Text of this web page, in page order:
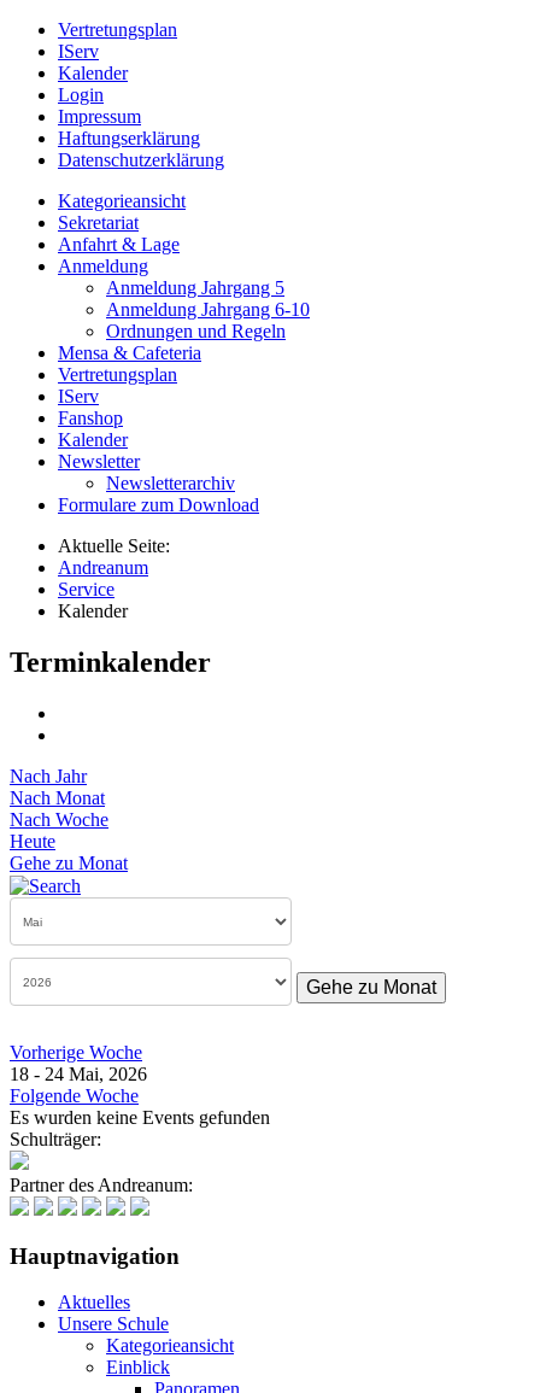
Vertretungsplan
IServ
Kalender
Login
Impressum
Haftungserklärung
Datenschutzerklärung
Kategorieansicht
Sekretariat
Anfahrt & Lage
Anmeldung
Anmeldung Jahrgang 5
Anmeldung Jahrgang 6-10
Ordnungen und Regeln
Mensa & Cafeteria
Vertretungsplan
IServ
Fanshop
Kalender
Newsletter
Newsletterarchiv
Formulare zum Download
Aktuelle Seite:
Andreanum
Service
Kalender
Terminkalender
Nach Jahr
Nach Monat
Nach Woche
Heute
Gehe zu Monat
Gehe zu Monat
Vorherige Woche
18 - 24 Mai, 2026
Folgende Woche
Es wurden keine Events gefunden
Schulträger:
Partner des Andreanum:
Hauptnavigation
Aktuelles
Unsere Schule
Kategorieansicht
Einblick